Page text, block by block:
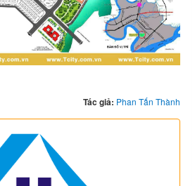
Tác giả: Phan Tấn Thành